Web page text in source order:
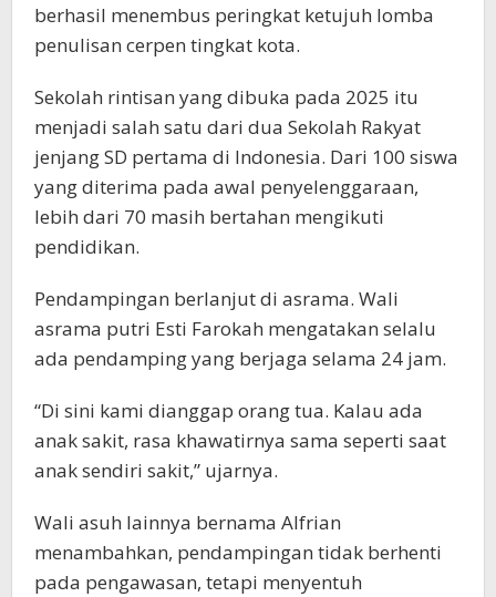
berhasil menembus peringkat ketujuh lomba
penulisan cerpen tingkat kota.
Sekolah rintisan yang dibuka pada 2025 itu
menjadi salah satu dari dua Sekolah Rakyat
jenjang SD pertama di Indonesia. Dari 100 siswa
yang diterima pada awal penyelenggaraan,
lebih dari 70 masih bertahan mengikuti
pendidikan.
Pendampingan berlanjut di asrama. Wali
asrama putri Esti Farokah mengatakan selalu
ada pendamping yang berjaga selama 24 jam.
“Di sini kami dianggap orang tua. Kalau ada
anak sakit, rasa khawatirnya sama seperti saat
anak sendiri sakit,” ujarnya.
Wali asuh lainnya bernama Alfrian
menambahkan, pendampingan tidak berhenti
pada pengawasan, tetapi menyentuh